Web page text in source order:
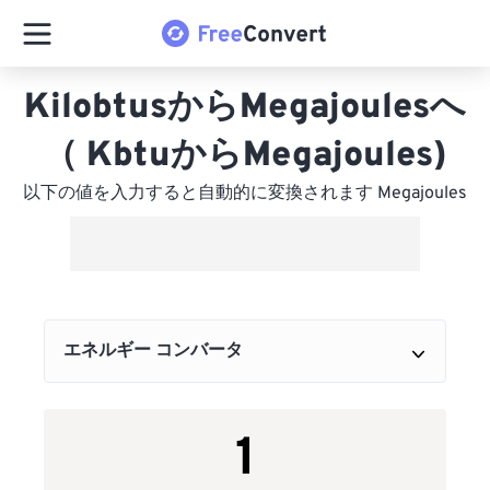
KilobtusからMegajoulesへ
（ KbtuからMegajoules)
以下の値を入力すると自動的に変換されます Megajoules